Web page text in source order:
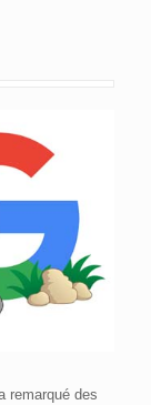
remarqué des